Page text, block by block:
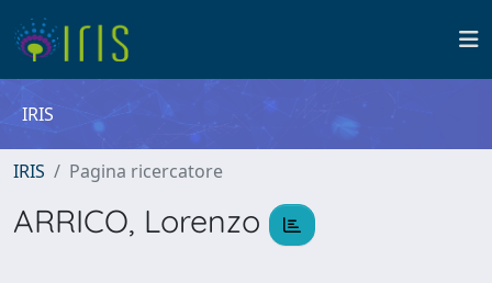
IRIS
IRIS Pagina ricercatore
ARRICO, Lorenzo